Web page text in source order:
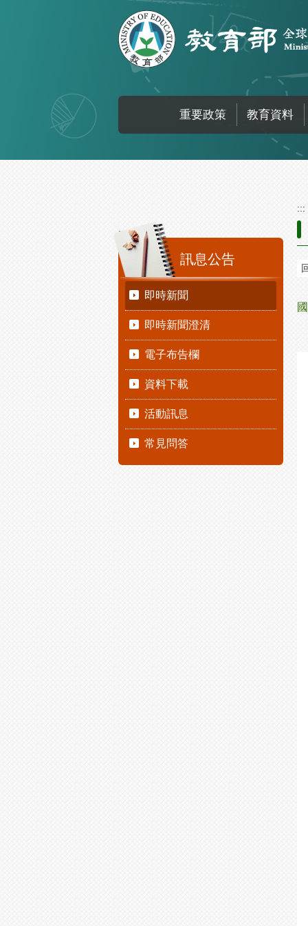
重要政策 教育資料
:::
訊息公告
即時新聞
即時新聞澄清
電子布告欄
資料下載
活動訊息
常見問答
:::